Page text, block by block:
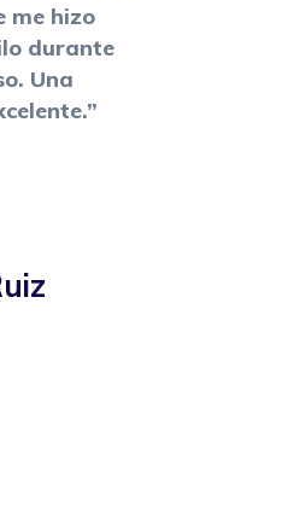
me hizo
durante
Una